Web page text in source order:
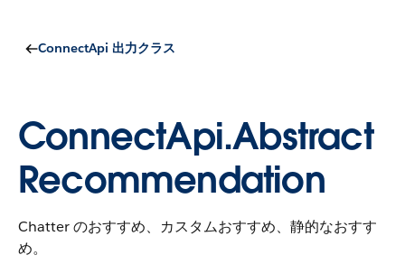
ConnectApi 出力クラス
ConnectApi.Abstract
Recommendation
Chatter のおすすめ、カスタムおすすめ、静的なおすす
め。